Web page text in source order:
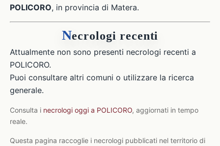
POLICORO, in provincia di Matera.
Necrologi recenti
Attualmente non sono presenti necrologi recenti a
POLICORO.
Puoi consultare altri comuni o utilizzare la ricerca
generale.
Consulta i necrologi oggi a POLICORO, aggiornati in tempo
reale.
Questa pagina raccoglie i necrologi pubblicati nel territorio di